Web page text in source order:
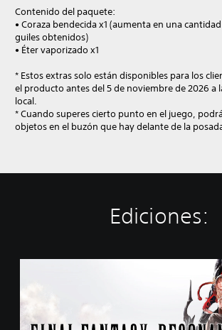
Contenido del paquete:
• Coraza bendecida x1 (aumenta en una
guiles obtenidos)
• Éter vaporizado x1
* Estos extras solo están disponibles para los
el producto antes del 5 de noviembre de 2026 a
local.
* Cuando superes cierto punto en el juego,
objetos en el buzón que hay delante de la
Ediciones: